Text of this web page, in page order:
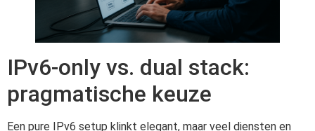
IPv6-only vs. dual stack:
pragmatische keuze
Een pure IPv6 setup klinkt elegant, maar veel diensten en